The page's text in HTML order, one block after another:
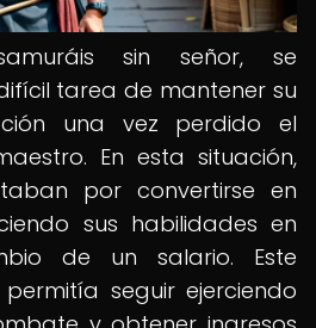
sin señor, se
tarea de mantener su
una vez perdido el
En esta situación,
por convertirse en
sus habilidades en
de un salario. Este
seguir ejerciendo